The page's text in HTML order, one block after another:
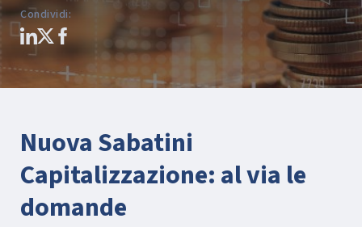
Condividi:
Nuova Sabatini
Capitalizzazione: al via le
domande